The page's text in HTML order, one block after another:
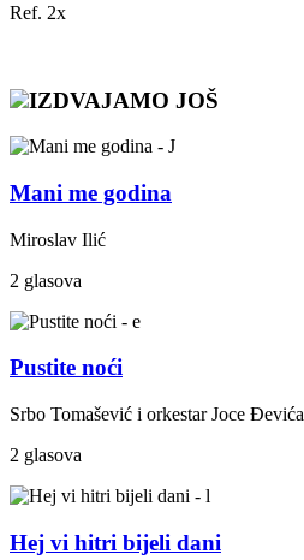
Ref. 2x
IZDVAJAMO JOŠ
Mani me godina
Miroslav Ilić
2 glasova
Pustite noći
Srbo Tomašević i orkestar Joce Đevića
2 glasova
Hej vi hitri bijeli dani